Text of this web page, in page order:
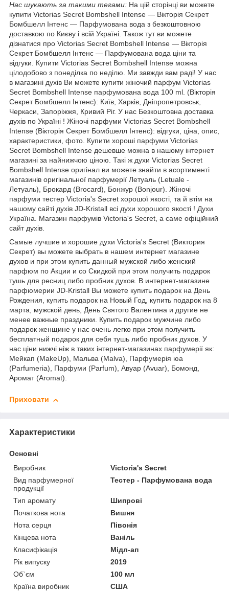
Нас шукають за такими тегами: На цій сторінці ви можете
купити Victorias Secret Bombshell Intense ― Вікторія Секрет
Бомбшелл Інтенс ― Парфумована вода з безкоштовною
доставкою по Києву і всій Україні. Також тут ви можете
дізнатися про Victorias Secret Bombshell Intense ― Вікторія
Секрет Бомбшелл Інтенс ― Парфумована вода ціни та
відгуки. Купити Victorias Secret Bombshell Intense можна
цілодобово з понеділка по неділю. Ми завжди вам раді! У нас
в магазині духів Ви можете купити жіночий парфум Victorias
Secret Bombshell Intense парфумована вода 100 ml. (Вікторія
Секрет Бомбшелл Інтенс): Київ, Харків, Дніпропетровськ,
Черкаси, Запоріжжя, Кривий Ріг. У нас Безкоштовна доставка
духів по Україні ! Жіночі парфуми Victorias Secret Bombshell
Intense (Вікторія Секрет Бомбшелл Інтенс): відгуки, ціна, опис,
характеристики, фото. Купити хороші парфуми Victorias
Secret Bombshell Intense дешевше можна в нашому інтернет
магазині за найнижчою ціною. Такі ж духи Victorias Secret
Bombshell Intense оригінал ви можете знайти в асортименті
магазинів оригінальної парфумерії Летуаль (Letuale -
Летуаль), Брокард (Brocard), Бонжур (Bonjour). Жіночі
парфуми тестер Victoria's Secret хорошої якості, та й втім на
нашому сайті духів JD-Kristall всі духи хорошого якості ! Духи
Україна. Магазин парфумів Victoria's Secret, а саме офіційний
сайт духів.
Самые лучшие и хорошие духи Victoria's Secret (Виктория
Секрет) вы можете выбрать в нашем интернет магазине
духов и при этом купить данный мужской либо женский
парфюм по Акции и со Скидкой при этом получить подарок
тушь для ресниц либо пробник духов. В интернет-магазине
парфюмерии JD-Kristall Вы можете купить подарок на День
Рождения, купить подарок на Новый Год, купить подарок на 8
марта, мужской день, День Святого Валентина и другие не
менее важные праздники. Купить подарок мужчине либо
подарок женщине у нас очень легко при этом получить
бесплатный подарок для себя тушь либо пробник духов. У
нас ціни нижчі ніж в таких інтернет-магазинах парфумерії як:
Мейкап (MakeUp), Мальва (Malva), Парфумерія юа
(Parfumeria), Парфуми (Parfum), Авуар (Avuar), Бомонд,
Аромат (Aromat).
Приховати
Характеристики
Основні
Виробник
Victoria's Secret
Вид парфумерної
продукції
Тестер - Парфумована вода
Тип аромату
Шипрові
Початкова нота
Вишня
Нота серця
Півонія
Кінцева нота
Ваніль
Класифікація
Мідл-ап
Рік випуску
2019
Об`єм
100 мл
Країна виробник
США